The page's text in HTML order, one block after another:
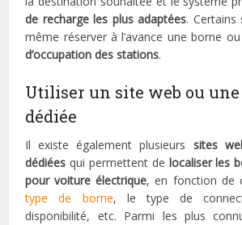
de recharge les plus adaptées. Certains
même réserver à l’avance une borne
d’occupation des stations.
Utiliser un site web ou
dédiée
Il existe également plusieurs sites
dédiées qui permettent de localiser les
pour voiture électrique, en fonction de
type de borne, le type de
disponibilité, etc. Parmi les plus